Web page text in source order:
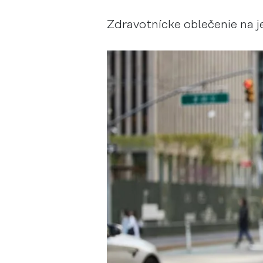
Zdravotnícke oblečenie na